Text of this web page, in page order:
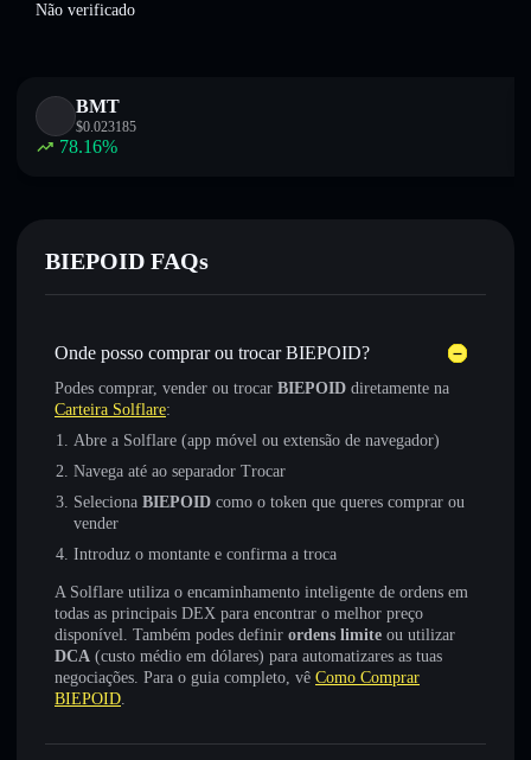
Não verificado
BMT
$0.023185
78.16%
BIEPOID FAQs
Onde posso comprar ou trocar BIEPOID?
Podes comprar, vender ou trocar BIEPOID diretamente na
Carteira Solflare:
Abre a Solflare (app móvel ou extensão de navegador)
Navega até ao separador Trocar
Seleciona BIEPOID como o token que queres comprar ou
vender
Introduz o montante e confirma a troca
A Solflare utiliza o encaminhamento inteligente de ordens em
todas as principais DEX para encontrar o melhor preço
disponível. Também podes definir ordens limite ou utilizar
DCA (custo médio em dólares) para automatizares as tuas
negociações. Para o guia completo, vê Como Comprar
BIEPOID.